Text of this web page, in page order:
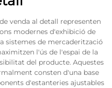
venda al detall representen
modernes d'exhibició de
sistemes de mercaderització
l'ús de l'espai de la
del producte. Aquestes
consten d'una base
d'estanteries ajustables